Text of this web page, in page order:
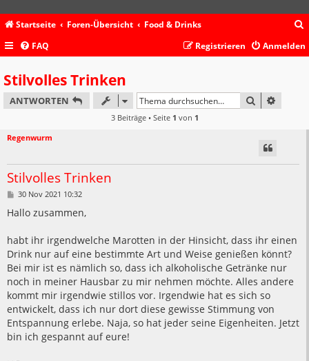
Startseite Foren-Übersicht Food & Drinks
c
FAQ Anmelden
Registrieren
Stilvolles Trinken
ANTWORTEN SUCHE
3 Beiträge • Seite 1 von 1
Regenwurm
Stilvolles Trinken
B
i
a
g
30 Nov 2021 10:32
Hallo zusammen,
habt ihr irgendwelche Marotten in der Hinsicht, dass ihr einen
Drink nur auf eine bestimmte Art und Weise genießen könnt?
Bei mir ist es nämlich so, dass ich alkoholische Getränke nur
noch in meiner Hausbar zu mir nehmen möchte. Alles andere
kommt mir irgendwie stillos vor. Irgendwie hat es sich so
entwickelt, dass ich nur dort diese gewisse Stimmung von
Entspannung erlebe. Naja, so hat jeder seine Eigenheiten. Jetzt
bin ich gespannt auf eure!